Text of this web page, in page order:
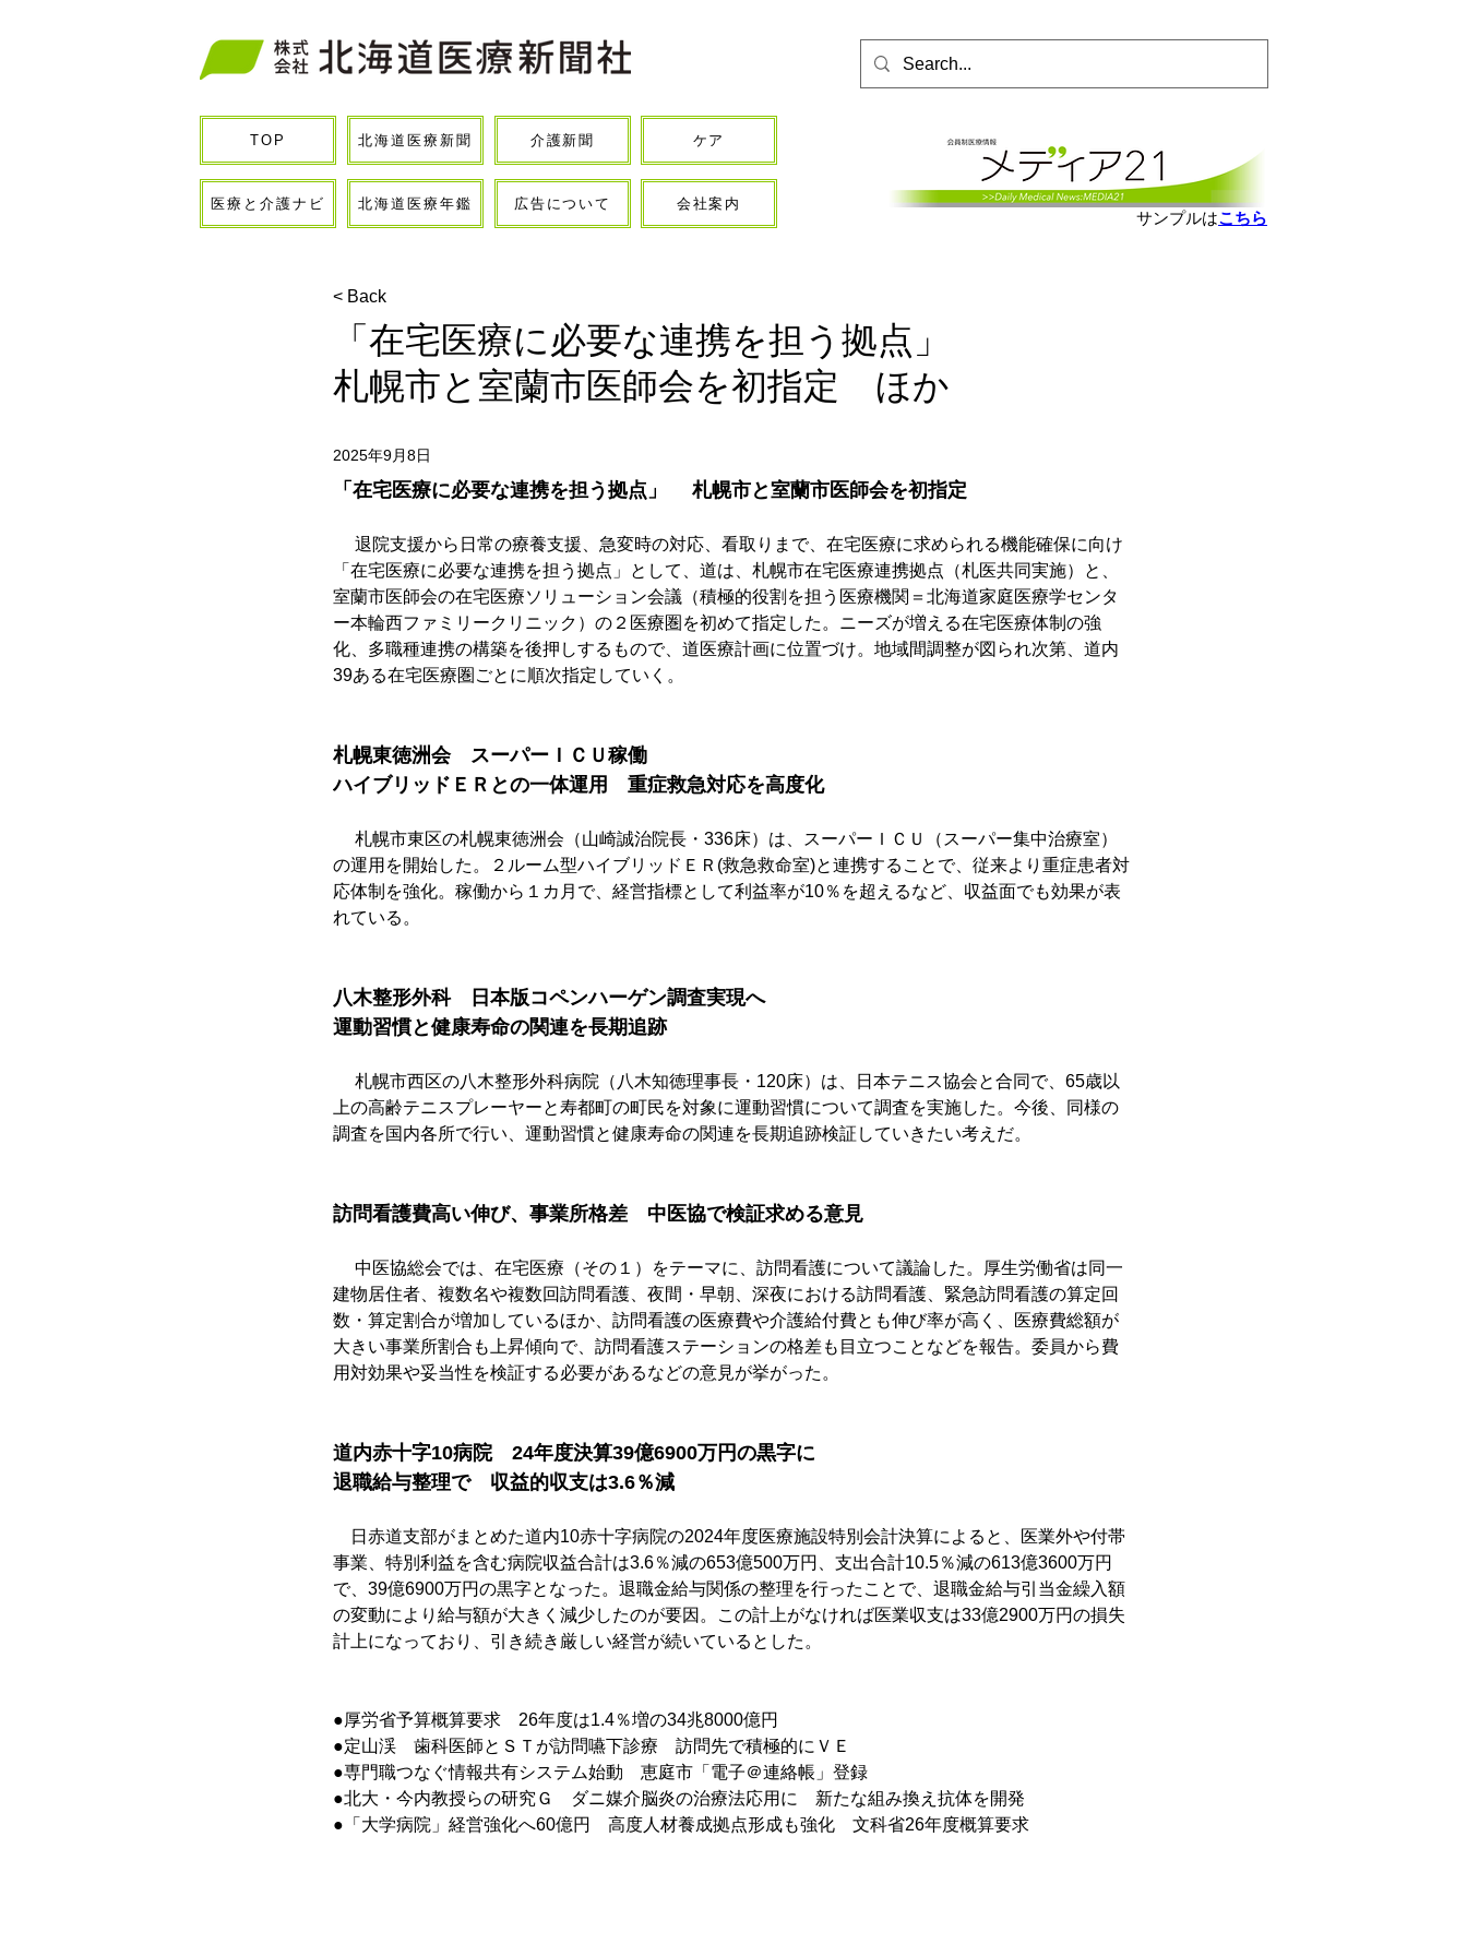
TOP 北海道医療新聞 介護新聞 ケア
医療と介護ナビ 北海道医療年鑑 広告について 会社案内
サンプルはこちら
< Back
「在宅医療に必要な連携を担う拠点」
札幌市と室蘭市医師会を初指定 ほか
2025年9月8日
「在宅医療に必要な連携を担う拠点」　 札幌市と室蘭市医師会を初指定
退院支援から日常の療養支援、急変時の対応、看取りまで、在宅医療に求められる機能確保に向け
「在宅医療に必要な連携を担う拠点」として、道は、札幌市在宅医療連携拠点（札医共同実施）と、
室蘭市医師会の在宅医療ソリューション会議（積極的役割を担う医療機関＝北海道家庭医療学センタ
ー本輪西ファミリークリニック）の２医療圏を初めて指定した。ニーズが増える在宅医療体制の強
化、多職種連携の構築を後押しするもので、道医療計画に位置づけ。地域間調整が図られ次第、道内
39ある在宅医療圏ごとに順次指定していく。
札幌東徳洲会　スーパーＩＣＵ稼働
ハイブリッドＥＲとの一体運用　重症救急対応を高度化
札幌市東区の札幌東徳洲会（山崎誠治院長・336床）は、スーパーＩＣＵ（スーパー集中治療室）
の運用を開始した。２ルーム型ハイブリッドＥＲ(救急救命室)と連携することで、従来より重症患者対
応体制を強化。稼働から１カ月で、経営指標として利益率が10％を超えるなど、収益面でも効果が表
れている。
八木整形外科　日本版コペンハーゲン調査実現へ
運動習慣と健康寿命の関連を長期追跡
札幌市西区の八木整形外科病院（八木知徳理事長・120床）は、日本テニス協会と合同で、65歳以
上の高齢テニスプレーヤーと寿都町の町民を対象に運動習慣について調査を実施した。今後、同様の
調査を国内各所で行い、運動習慣と健康寿命の関連を長期追跡検証していきたい考えだ。
訪問看護費高い伸び、事業所格差　中医協で検証求める意見
中医協総会では、在宅医療（その１）をテーマに、訪問看護について議論した。厚生労働省は同一
建物居住者、複数名や複数回訪問看護、夜間・早朝、深夜における訪問看護、緊急訪問看護の算定回
数・算定割合が増加しているほか、訪問看護の医療費や介護給付費とも伸び率が高く、医療費総額が
大きい事業所割合も上昇傾向で、訪問看護ステーションの格差も目立つことなどを報告。委員から費
用対効果や妥当性を検証する必要があるなどの意見が挙がった。
道内赤十字10病院　24年度決算39億6900万円の黒字に
退職給与整理で　収益的収支は3.6％減
日赤道支部がまとめた道内10赤十字病院の2024年度医療施設特別会計決算によると、医業外や付帯
事業、特別利益を含む病院収益合計は3.6％減の653億500万円、支出合計10.5％減の613億3600万円
で、39億6900万円の黒字となった。退職金給与関係の整理を行ったことで、退職金給与引当金繰入額
の変動により給与額が大きく減少したのが要因。この計上がなければ医業収支は33億2900万円の損失
計上になっており、引き続き厳しい経営が続いているとした。
●厚労省予算概算要求　26年度は1.4％増の34兆8000億円
●定山渓　歯科医師とＳＴが訪問嚥下診療　訪問先で積極的にＶＥ
●専門職つなぐ情報共有システム始動　恵庭市「電子＠連絡帳」登録
●北大・今内教授らの研究Ｇ　ダニ媒介脳炎の治療法応用に　新たな組み換え抗体を開発
●「大学病院」経営強化へ60億円　高度人材養成拠点形成も強化　文科省26年度概算要求